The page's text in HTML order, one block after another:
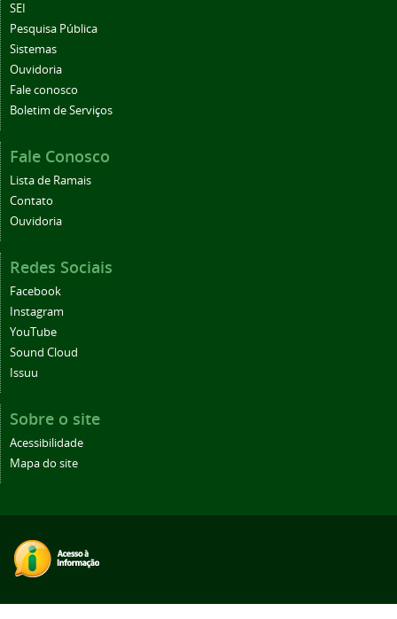
SEI
Pesquisa Pública
Sistemas
Ouvidoria
Fale conosco
Boletim de Serviços
Fale Conosco
Lista de Ramais
Contato
Ouvidoria
Redes Sociais
Facebook
Instagram
YouTube
Sound Cloud
Issuu
Sobre o site
Acessibilidade
Mapa do site